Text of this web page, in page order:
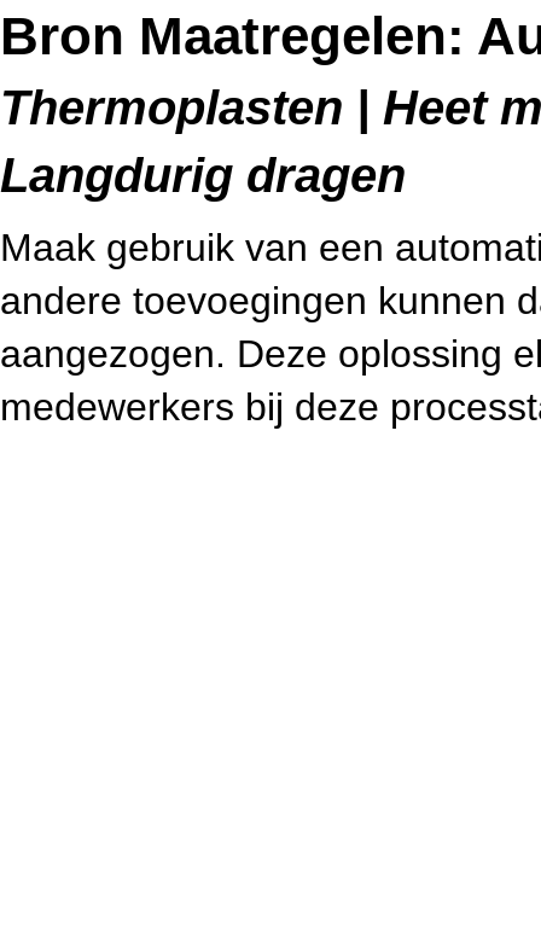
Bron Maatregelen:
Thermoplasten | Heet
Langdurig dragen
Maak gebruik van een
andere toevoegingen kunnen
aangezogen. Deze oplossing
medewerkers bij deze